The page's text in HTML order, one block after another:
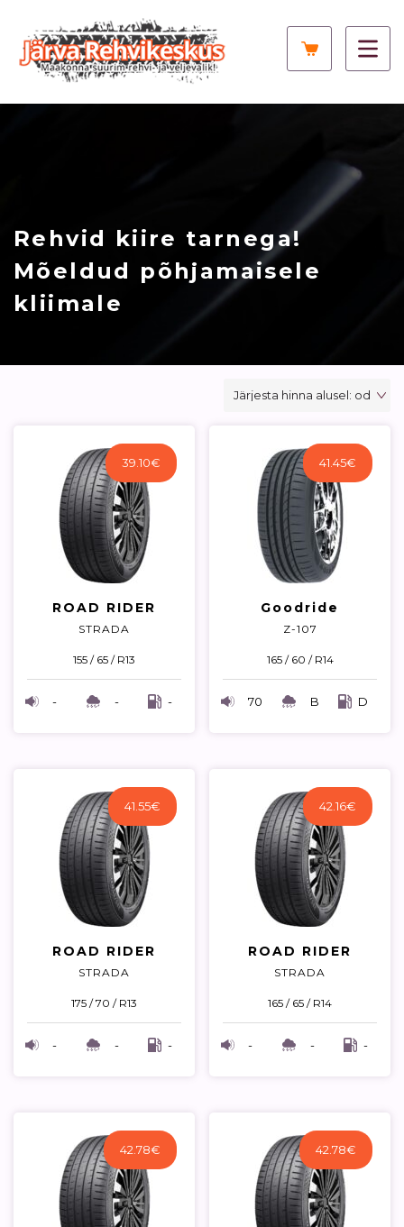
Rehvid kiire tarnega!
Mõeldud põhjamaisele
kliimale
39.10€
ROAD RIDER
STRADA
155 / 65 / R13
- - -
41.45€
Goodride
Z-107
165 / 60 / R14
70 B D
41.55€
ROAD RIDER
STRADA
175 / 70 / R13
- - -
42.16€
ROAD RIDER
STRADA
165 / 65 / R14
- - -
42.78€ 42.78€